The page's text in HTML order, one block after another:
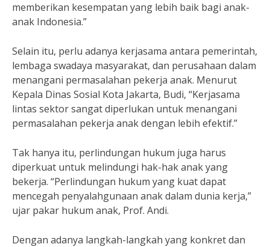
memberikan kesempatan yang lebih baik bagi anak-
anak Indonesia.”
Selain itu, perlu adanya kerjasama antara pemerintah,
lembaga swadaya masyarakat, dan perusahaan dalam
menangani permasalahan pekerja anak. Menurut
Kepala Dinas Sosial Kota Jakarta, Budi, “Kerjasama
lintas sektor sangat diperlukan untuk menangani
permasalahan pekerja anak dengan lebih efektif.”
Tak hanya itu, perlindungan hukum juga harus
diperkuat untuk melindungi hak-hak anak yang
bekerja. “Perlindungan hukum yang kuat dapat
mencegah penyalahgunaan anak dalam dunia kerja,”
ujar pakar hukum anak, Prof. Andi.
Dengan adanya langkah-langkah yang konkret dan